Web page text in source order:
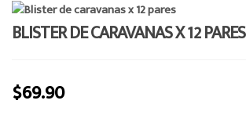
BLISTER DE CARAVANAS X 12 PARES
$69.90